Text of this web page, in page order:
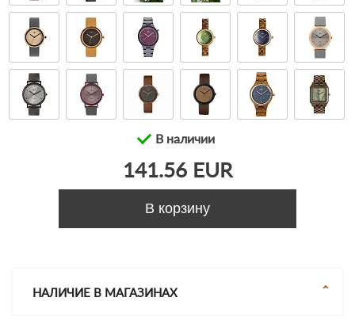
В наличии
141.56 EUR
В корзину
НАЛИЧИЕ В МАГАЗИНАХ